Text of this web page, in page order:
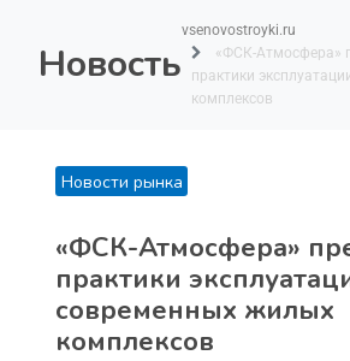
Новость
vsenovostroyki.ru
«ФСК-Атмосфера»
практики
комплексов
Новости рынка
«ФСК-Атмосфера»
практики
современных жилых
комплексов